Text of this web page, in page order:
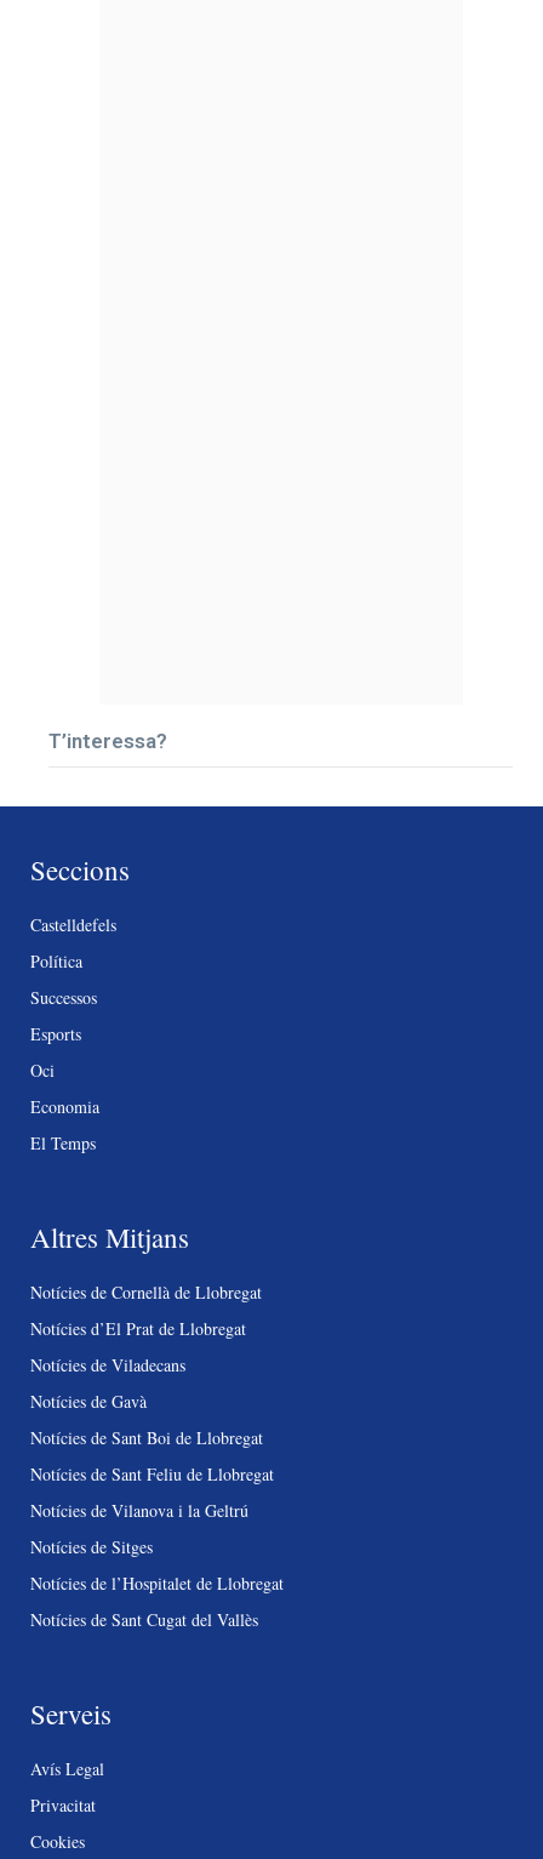
T’interessa?
Seccions
Castelldefels
Política
Successos
Esports
Oci
Economia
El Temps
Altres Mitjans
Notícies de Cornellà de Llobregat
Notícies d’El Prat de Llobregat
Notícies de Viladecans
Notícies de Gavà
Notícies de Sant Boi de Llobregat
Notícies de Sant Feliu de Llobregat
Notícies de Vilanova i la Geltrú
Notícies de Sitges
Notícies de l’Hospitalet de Llobregat
Notícies de Sant Cugat del Vallès
Serveis
Avís Legal
Privacitat
Cookies